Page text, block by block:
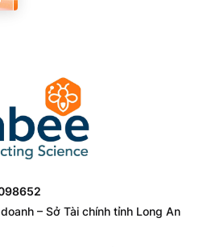
– Sở Tài chính tỉnh Long An